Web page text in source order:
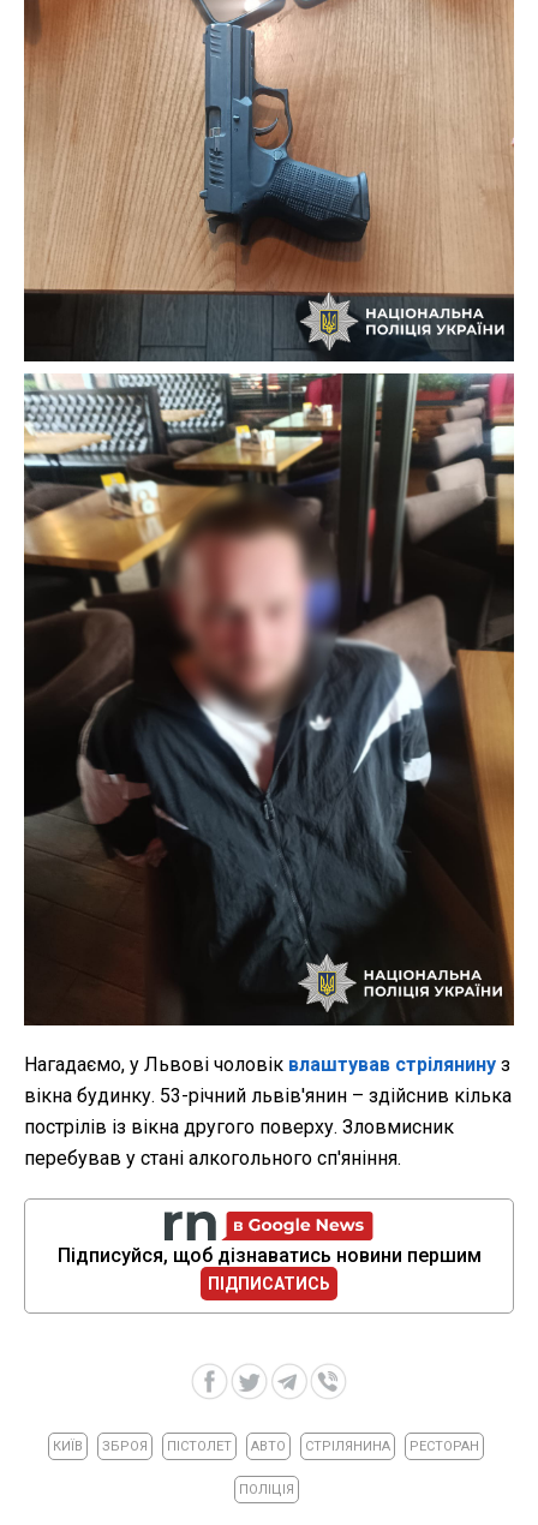
Нагадаємо, у Львові чоловік влаштував стрілянину з
вікна будинку. 53-річний львів'янин – здійснив кілька
пострілів із вікна другого поверху. Зловмисник
перебував у стані алкогольного сп'яніння.
Підписуйся, щоб дізнаватись новини першим
ПІДПИСАТИСЬ
КИЇВ ЗБРОЯ ПІСТОЛЕТ АВТО СТРІЛЯНИНА РЕСТОРАН
ПОЛІЦІЯ